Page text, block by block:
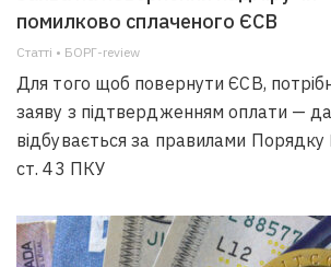
помилково сплаченого ЄСВ
Статті • БОРГ-review
Для того щоб повернути ЄСВ,
заяву з підтвердженням оплати —
відбувається за правилами
ст. 43 ПКУ